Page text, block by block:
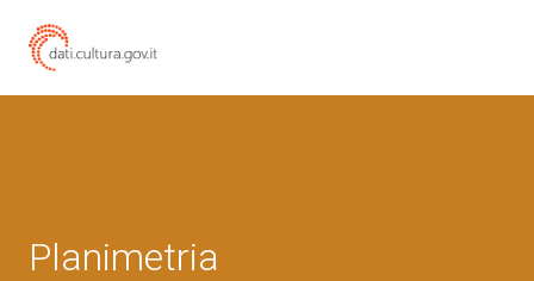
Planimetria